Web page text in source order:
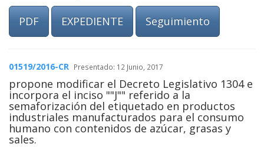
PDF EXPEDIENTE Seguimiento
01519/2016-CR Presentado: 12 Junio, 2017
propone modificar el Decreto Legislativo 1304 e
incorpora el inciso ""J"" referido a la
semaforización del etiquetado en productos
industriales manufacturados para el consumo
humano con contenidos de azúcar, grasas y
sales.